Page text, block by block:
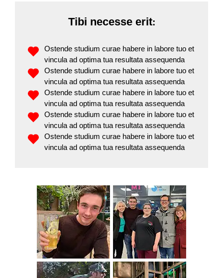
Tibi necesse erit:
Ostende studium curae habere in labore tuo et
vincula ad optima tua resultata assequenda
Ostende studium curae habere in labore tuo et
vincula ad optima tua resultata assequenda
Ostende studium curae habere in labore tuo et
vincula ad optima tua resultata assequenda
Ostende studium curae habere in labore tuo et
vincula ad optima tua resultata assequenda
Ostende studium curae habere in labore tuo et
vincula ad optima tua resultata assequenda